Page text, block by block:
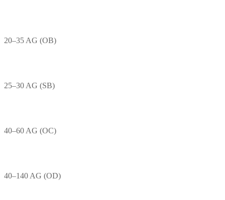
20–35 AG (OB)
25–30 AG (SB)
40–60 AG (OC)
40–140 AG (OD)